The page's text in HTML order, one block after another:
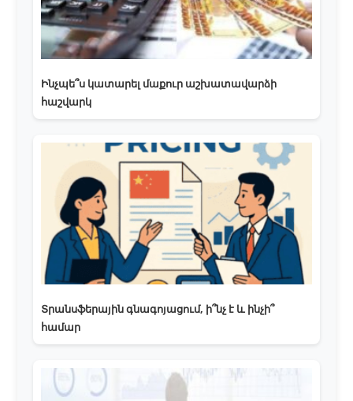
Ինչպե՞ս կատարել մաքուր աշխատավարձի
հաշվարկ
Տրանսֆերային գնագոյացում, ի՞նչ է և ինչի՞
համար